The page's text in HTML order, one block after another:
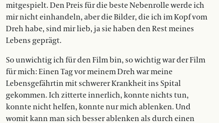
mitgespielt. Den Preis für die beste Nebenrolle werde ich
mir nicht einhandeln, aber die Bilder, die ich im Kopf vom
Dreh habe, sind mir lieb, ja sie haben den Rest meines
Lebens geprägt.
So unwichtig ich für den Film bin, so wichtig war der Film
für mich: Einen Tag vor meinem Dreh war meine
Lebensgefährtin mit schwerer Krankheit ins Spital
gekommen. Ich zitterte innerlich, konnte nichts tun,
konnte nicht helfen, konnte nur mich ablenken. Und
womit kann man sich besser ablenken als durch einen